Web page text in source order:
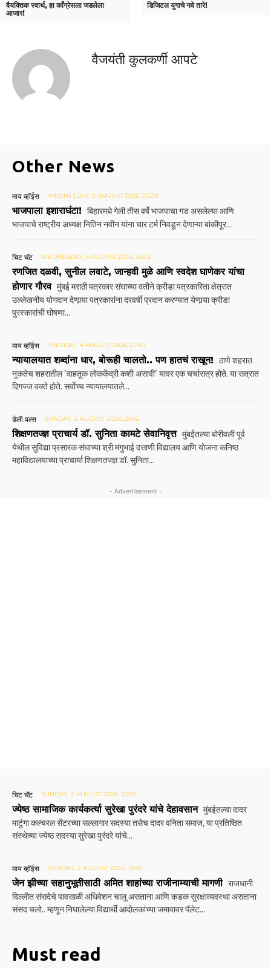
वैयक्तिक स्वार्थ, हा काँग्रेसला जडलेला
आजार!
डिजिटल युगाचे नवे तारे!
वैजयंती कुलकर्णी आपटे
Other News
माय व्हॉईस WEDNESDAY, 5 AUGUST 2026, 20:29
भाजपाला इशाराघंटा! बिहारमधे गेली तीस वर्षे भाजपाचा गड असलेल्या आणि
भाजपाचे राष्ट्रीय अध्यक्ष नितिन नवीन यांना चार टर्म निवडून देणाऱ्या बांकीपूर...
चिट चॅट WEDNESDAY, 5 AUGUST 2026, 20:03
रणजित दळवी, सुनील लवाटे, जान्हवी मुळे आणि स्वदेश घाणेकर यांचा
होणार गौरव मुंबई मराठी पत्रकार संघाच्या वतीने क्रीडा पत्रकारिता क्षेत्रात
उल्लेखनीय योगदान देणार्‍या पत्रकारांना दरवर्षी प्रदान करण्यात येणार्‍या क्रीडा
पुरस्कारांची घोषणा...
माय व्हॉईस TUESDAY, 4 AUGUST 2026, 21:40
न्यायालयात शब्दांना धार, बोरूही चालतो.. पण हातचं राखून! ठाणे शहरात
नुकतेच शहरातील 'वाहतूक लोककेंद्री कशी असावी' यावर एक चर्चासत्र होते. या सत्रात
दिगज्ज वक्ते होते. सर्वोच्च न्यायालयातले...
डेली पल्स SUNDAY, 2 AUGUST 2026, 20:52
शिक्षणतज्ज्ञ प्राचार्य डॉ. सुनिता कामटे सेवानिवृत्त मुंबईतल्या बोरीवली पूर्व
येथील सुविद्या प्रसारक संघाच्या श्री मंगुभाई दत्ताणी विद्यालय आणि योजना कनिष्ठ
महाविद्यालयाच्या प्राचार्या शिक्षणतज्ज्ञ डॉ. सुनिता...
- Advertisement -
चिट चॅट SUNDAY, 2 AUGUST 2026, 20:02
ज्येष्ठ सामाजिक कार्यकर्त्या सुरेखा पुरंदरे यांचे देहावसान मुंबईतल्या दादर
माटुंगा कल्चरल सेंटरच्या सल्लागार सदस्या तसेच दादर वनिता समाज, या प्रतिष्ठित
संस्थेच्या ज्येष्ठ सदस्या सुरेखा पुरंदरे यांचे...
माय व्हॉईस SUNDAY, 2 AUGUST 2026, 19:43
जेन झीच्या सहानुभूतीसाठी अमित शाहांच्या राजीनाम्याची मागणी राजधानी
दिल्लीत संसदेचे पावसाळी अधिवेशन चालू असताना आणि कडक सुरक्षाव्यवस्था असताना
संसद चलो.. म्हणून निघालेल्या विद्यार्थी आंदोलकांच्या जमावावर पॅलेट...
Must read